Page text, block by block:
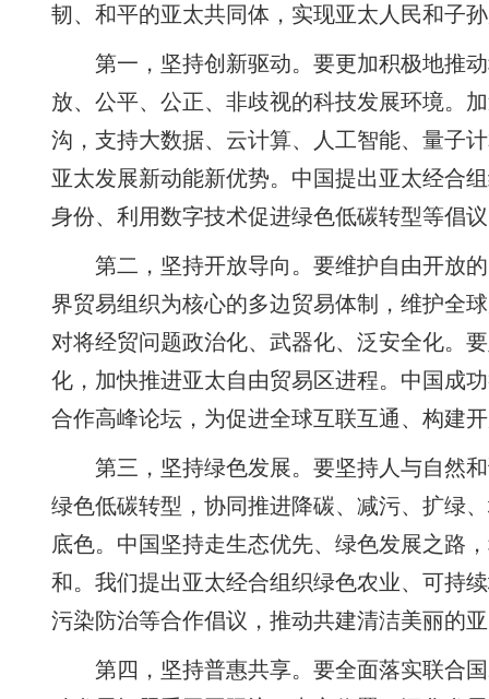
韧、和平的亚太共同体，实现亚太人民和子
第一，坚持创新驱动。要更加积极地推
放、公平、公正、非歧视的科技发展环境。
沟，支持大数据、云计算、人工智能、量子
亚太发展新动能新优势。中国提出亚太经合
身份、利用数字技术促进绿色低碳转型等倡
第二，坚持开放导向。要维护自由开放
界贸易组织为核心的多边贸易体制，维护全
对将经贸问题政治化、武器化、泛安全化。
化，加快推进亚太自由贸易区进程。中国成
合作高峰论坛，为促进全球互联互通、构建
第三，坚持绿色发展。要坚持人与自然
绿色低碳转型，协同推进降碳、减污、扩绿
底色。中国坚持走生态优先、绿色发展之路
和。我们提出亚太经合组织绿色农业、可持
污染防治等合作倡议，推动共建清洁美丽的
第四，坚持普惠共享。要全面落实联合